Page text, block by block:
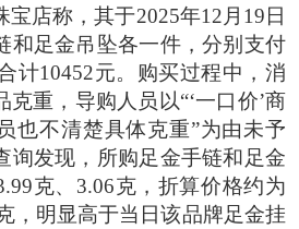
宝店称，其于2025年12月19日
和足金吊坠各一件，分别支付
计10452元。购买过程中，消
重，导购人员以“‘一口价’商
也不清楚具体克重”为由未予
询发现，所购足金手链和足金
克、3.06克，折算价格约为
，明显高于当日该品牌足金挂